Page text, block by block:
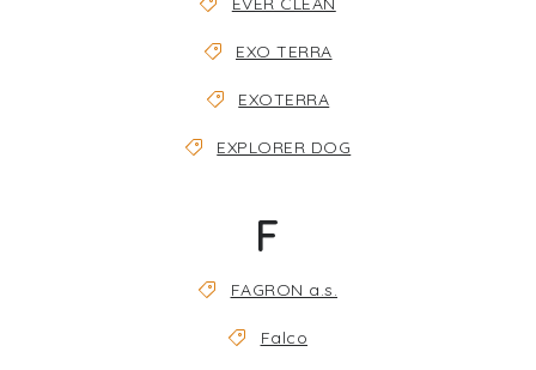
EXO TERRA
EXOTERRA
EXPLORER DOG
F
FAGRON a.s.
Falco